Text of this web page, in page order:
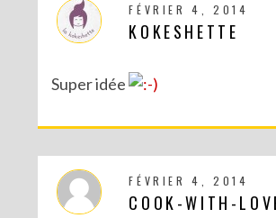
FÉVRIER 4, 2014
KOKESHETTE
Super idée
FÉVRIER 4, 2014
COOK-WITH-